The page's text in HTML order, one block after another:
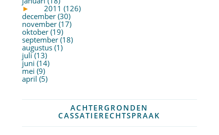
►
2011 (126)
december (30)
november (17)
oktober (19)
september (18)
augustus (1)
juli (13)
juni (14)
mei (9)
april (5)
ACHTERGRONDEN
CASSATIERECHTSPRAAK